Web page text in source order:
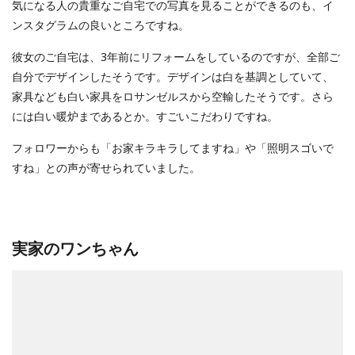
気になる人の貴重なご自宅での写真を見ることができるのも、イ
ンスタグラムの良いところですね。
彼女のご自宅は、3年前にリフォームをしているのですが、全部ご
自分でデザインしたそうです。デザインは白を基調としていて、
家具なども白い家具をロサンゼルスから空輸したそうです。さら
には白い暖炉まであるとか。すごいこだわりですね。
フォロワーからも「お家キラキラしてますね」や「照明スゴいで
すね」との声が寄せられていました。
実家のワンちゃん